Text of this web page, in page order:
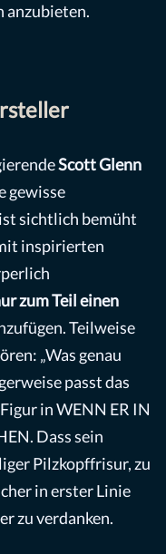
anzubieten.
Scott Glenn
gewisse
sichtlich bemüht
inspirierten
zum Teil einen
Teilweise
„Was genau
passt das
in WENN ER IN
Dass sein
Pilzkopffrisur, zu
in erster Linie
zu verdanken.